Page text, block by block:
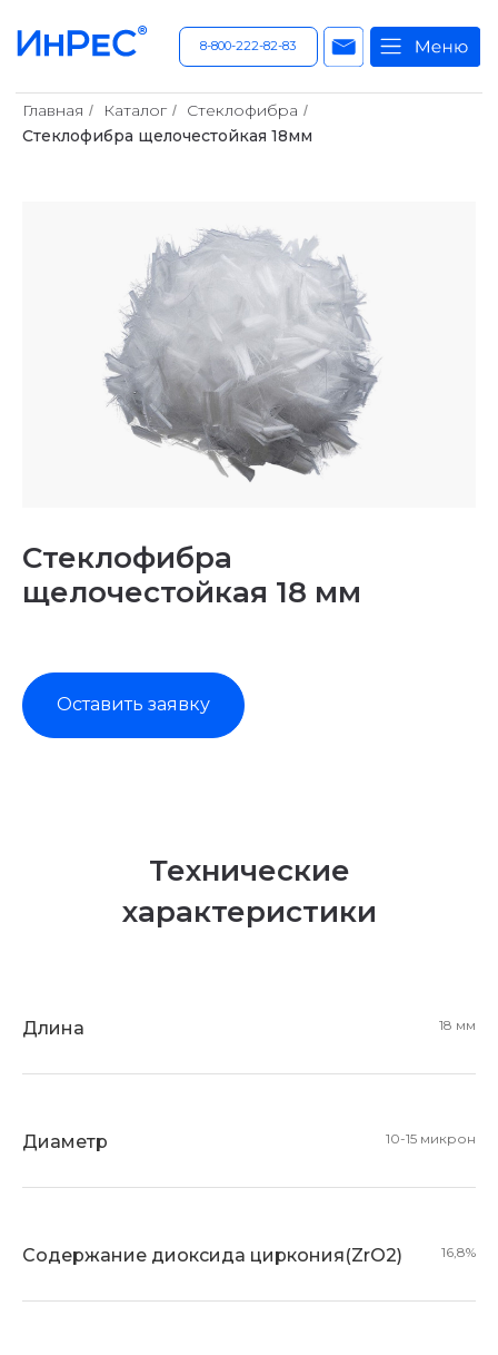
8-800-222-82-83
Главная / Каталог / Стеклофибра /
Стеклофибра щелочестойкая 18мм
Стеклофибра
щелочестойкая 18 мм
Оставить заявку
Технические
характеристики
Длина 18 мм
Диаметр 10-15 микрон
Содержание диоксида циркония(ZrO2) 16,8%